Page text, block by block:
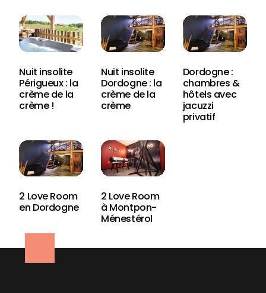
Nuit insolite
Périgueux : la
crème de la
crème !
Nuit insolite
Dordogne : la
crème de la
crème
Dordogne :
chambres &
hôtels avec
jacuzzi
privatif
2 Love Room
en Dordogne
2 Love Room
à Montpon-
Ménestérol